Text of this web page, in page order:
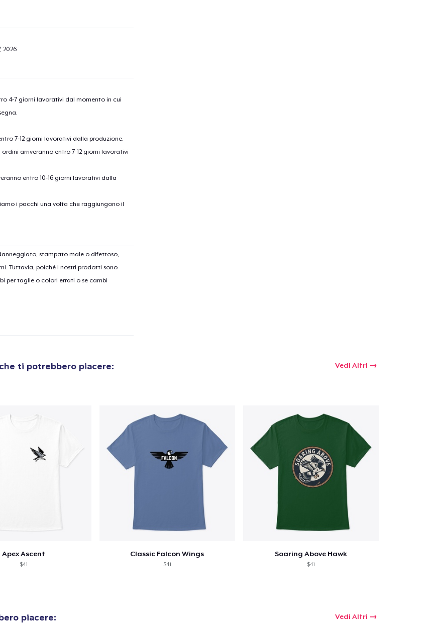
2026.
4-7 giorni lavorativi dal momento in cui
7-12 giorni lavorativi dalla produzione.
ordini arriveranno entro 7-12 giorni lavorativi
entro 10-16 giorni lavorativi dalla
i pacchi una volta che raggiungono il
stampato male o difettoso,
Tuttavia, poiché i nostri prodotti sono
per taglie o colori errati o se cambi
che ti potrebbero piacere: Vedi Altri
Apex Ascent
$41
Classic Falcon Wings
$41
Soaring Above Hawk
$41
piacere: Vedi Altri
al
Pagamento